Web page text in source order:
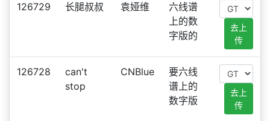
126729 长腿叔叔 袁娅维
六线谱
上的数
字版的
去上
传
126728
can't
stop
CNBlue
要六线
谱上的
数字版
去上
传